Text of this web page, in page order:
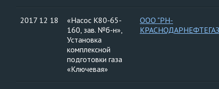
2017 12 18
«Насос К80-65-
160, зав. №б-н»,
Установка
комплексной
подготовки газа
«Ключевая»
ООО "РН-